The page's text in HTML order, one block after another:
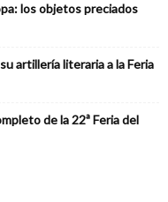
los objetos preciados
artillería literaria a la Feria
de la 22ª Feria del